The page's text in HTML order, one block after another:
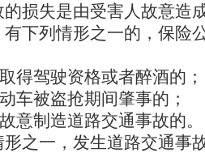
损失是由受害人故意造
有下列情形之一的，保险
得驾驶资格或者醉酒的；
车被盗抢期间肇事的；
意制造道路交通事故的。
之一，发生道路交通事